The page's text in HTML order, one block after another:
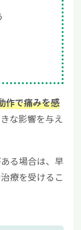
作で痛みを感
な影響を与え
る場合は、早
療を受けるこ